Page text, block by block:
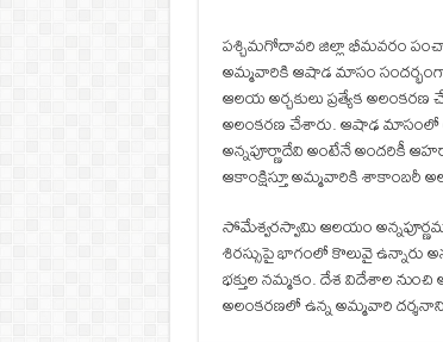
పశ్చిమగోదావరి జిల్లా భీమవరం
అమ్మవారికి ఆషాడ మాసం
ఆలయ అర్చకులు ప్రత్యేక
అలంకరణ చేశారు. ఆషాఢ మాసంలో
అన్నపూర్ణాదేవి అంటేనే అందరికీ
ఆకాంక్షిస్తూ అమ్మవారికి శాకాంబరీ
సోమేశ్వరస్వామి ఆలయం
శిరస్సుపై భాగంలో కొలువై ఉన్నారు
భక్తుల నమ్మకం. దేశ విదేశాల
అలంకరణలో ఉన్న అమ్మవారి దర్శనానికి